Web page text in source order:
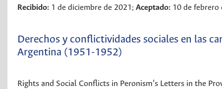
Recibido: 1 de diciembre de 2021; Aceptado: 10 de febrero
Derechos y conflictividades sociales en las
Argentina (1951-1952)
Rights and Social Conflicts in Peronism’s Letters in the